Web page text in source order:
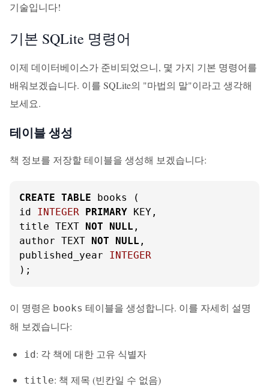
기술입니다!
기본 SQLite 명령어
이제 데이터베이스가 준비되었으니, 몇 가지 기본 명령어를
배워보겠습니다. 이를 SQLite의 "마법의 말"이라고 생각해
보세요.
테이블 생성
책 정보를 저장할 테이블을 생성해 보겠습니다:
CREATE TABLE books (
id INTEGER PRIMARY KEY,
title TEXT NOT NULL ,
author TEXT NOT NULL ,
published_year INTEGER
);
이 명령은 books 테이블을 생성합니다. 이를 자세히 설명
해 보겠습니다:
id: 각 책에 대한 고유 식별자
title: 책 제목 (빈칸일 수 없음)